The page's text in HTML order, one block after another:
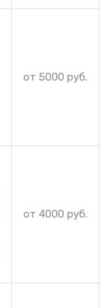
от 5000 руб.
от 4000 руб.